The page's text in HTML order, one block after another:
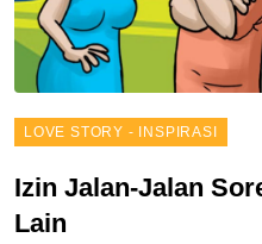
LOVE STORY - INSPIRASI
Izin Jalan-Jalan
Lain